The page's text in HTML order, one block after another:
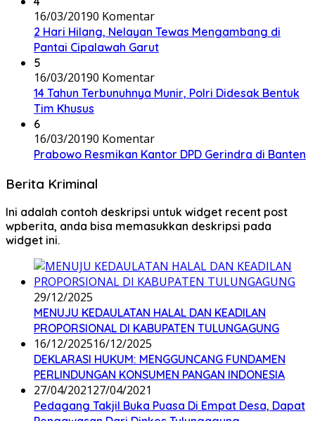
16/03/20190 Komentar
2 Hari Hilang, Nelayan Tewas Mengambang di
Pantai Cipalawah Garut
5
16/03/20190 Komentar
14 Tahun Terbunuhnya Munir, Polri Didesak Bentuk
Tim Khusus
6
16/03/20190 Komentar
Prabowo Resmikan Kantor DPD Gerindra di Banten
Berita Kriminal
Ini adalah contoh deskripsi untuk widget recent post
wpberita, anda bisa memasukkan deskripsi pada
widget ini.
29/12/2025
MENUJU KEDAULATAN HALAL DAN KEADILAN
PROPORSIONAL DI KABUPATEN TULUNGAGUNG
16/12/202516/12/2025
DEKLARASI HUKUM: MENGGUNCANG FUNDAMEN
PERLINDUNGAN KONSUMEN PANGAN INDONESIA
27/04/202127/04/2021
Pedagang Takjil Buka Puasa Di Empat Desa, Dapat